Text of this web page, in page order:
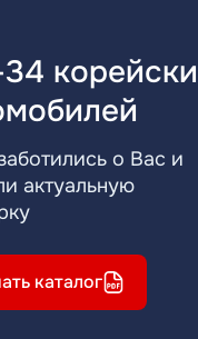
о Вас и
актуальную
каталог